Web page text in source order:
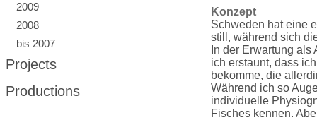
2009
2008
bis 2007
Projects
Productions
Konzept
Schweden hat eine
still, während sich
In der Erwartung
ich erstaunt, dass
bekomme, die
Während ich so
individuelle
Fisches kennen.